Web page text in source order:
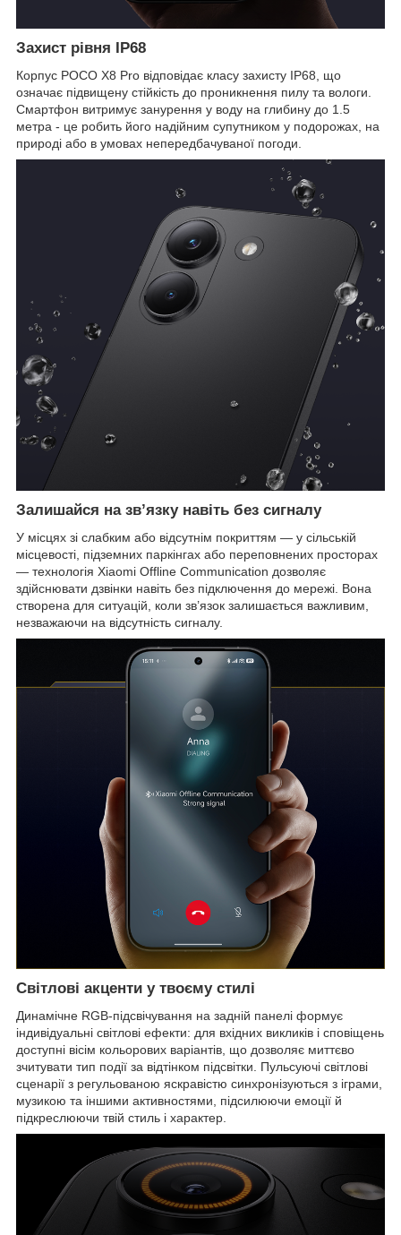
Захист рівня IP68
Корпус POCO X8 Pro відповідає класу захисту IP68, що
означає підвищену стійкість до проникнення пилу та вологи.
Смартфон витримує занурення у воду на глибину до 1.5
метра - це робить його надійним супутником у подорожах, на
природі або в умовах непередбачуваної погоди.
Залишайся на зв’язку навіть без сигналу
У місцях зі слабким або відсутнім покриттям — у сільській
місцевості, підземних паркінгах або переповнених просторах
— технологія Xiaomi Offline Communication дозволяє
здійснювати дзвінки навіть без підключення до мережі. Вона
створена для ситуацій, коли зв’язок залишається важливим,
незважаючи на відсутність сигналу.
Світлові акценти у твоєму стилі
Динамічне RGB-підсвічування на задній панелі формує
індивідуальні світлові ефекти: для вхідних викликів і сповіщень
доступні вісім кольорових варіантів, що дозволяє миттєво
зчитувати тип події за відтінком підсвітки. Пульсуючі світлові
сценарії з регульованою яскравістю синхронізуються з іграми,
музикою та іншими активностями, підсилюючи емоції й
підкреслюючи твій стиль і характер.